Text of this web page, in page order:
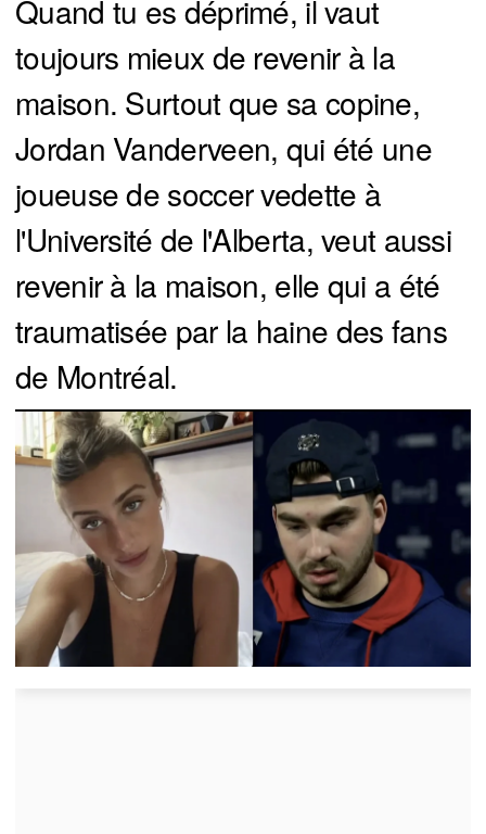
Quand tu es déprimé, il vaut
toujours mieux de revenir à la
maison. Surtout que sa copine,
Jordan Vanderveen, qui été une
joueuse de soccer vedette à
l'Université de l'Alberta, veut aussi
revenir à la maison, elle qui a été
traumatisée par la haine des fans
de Montréal.